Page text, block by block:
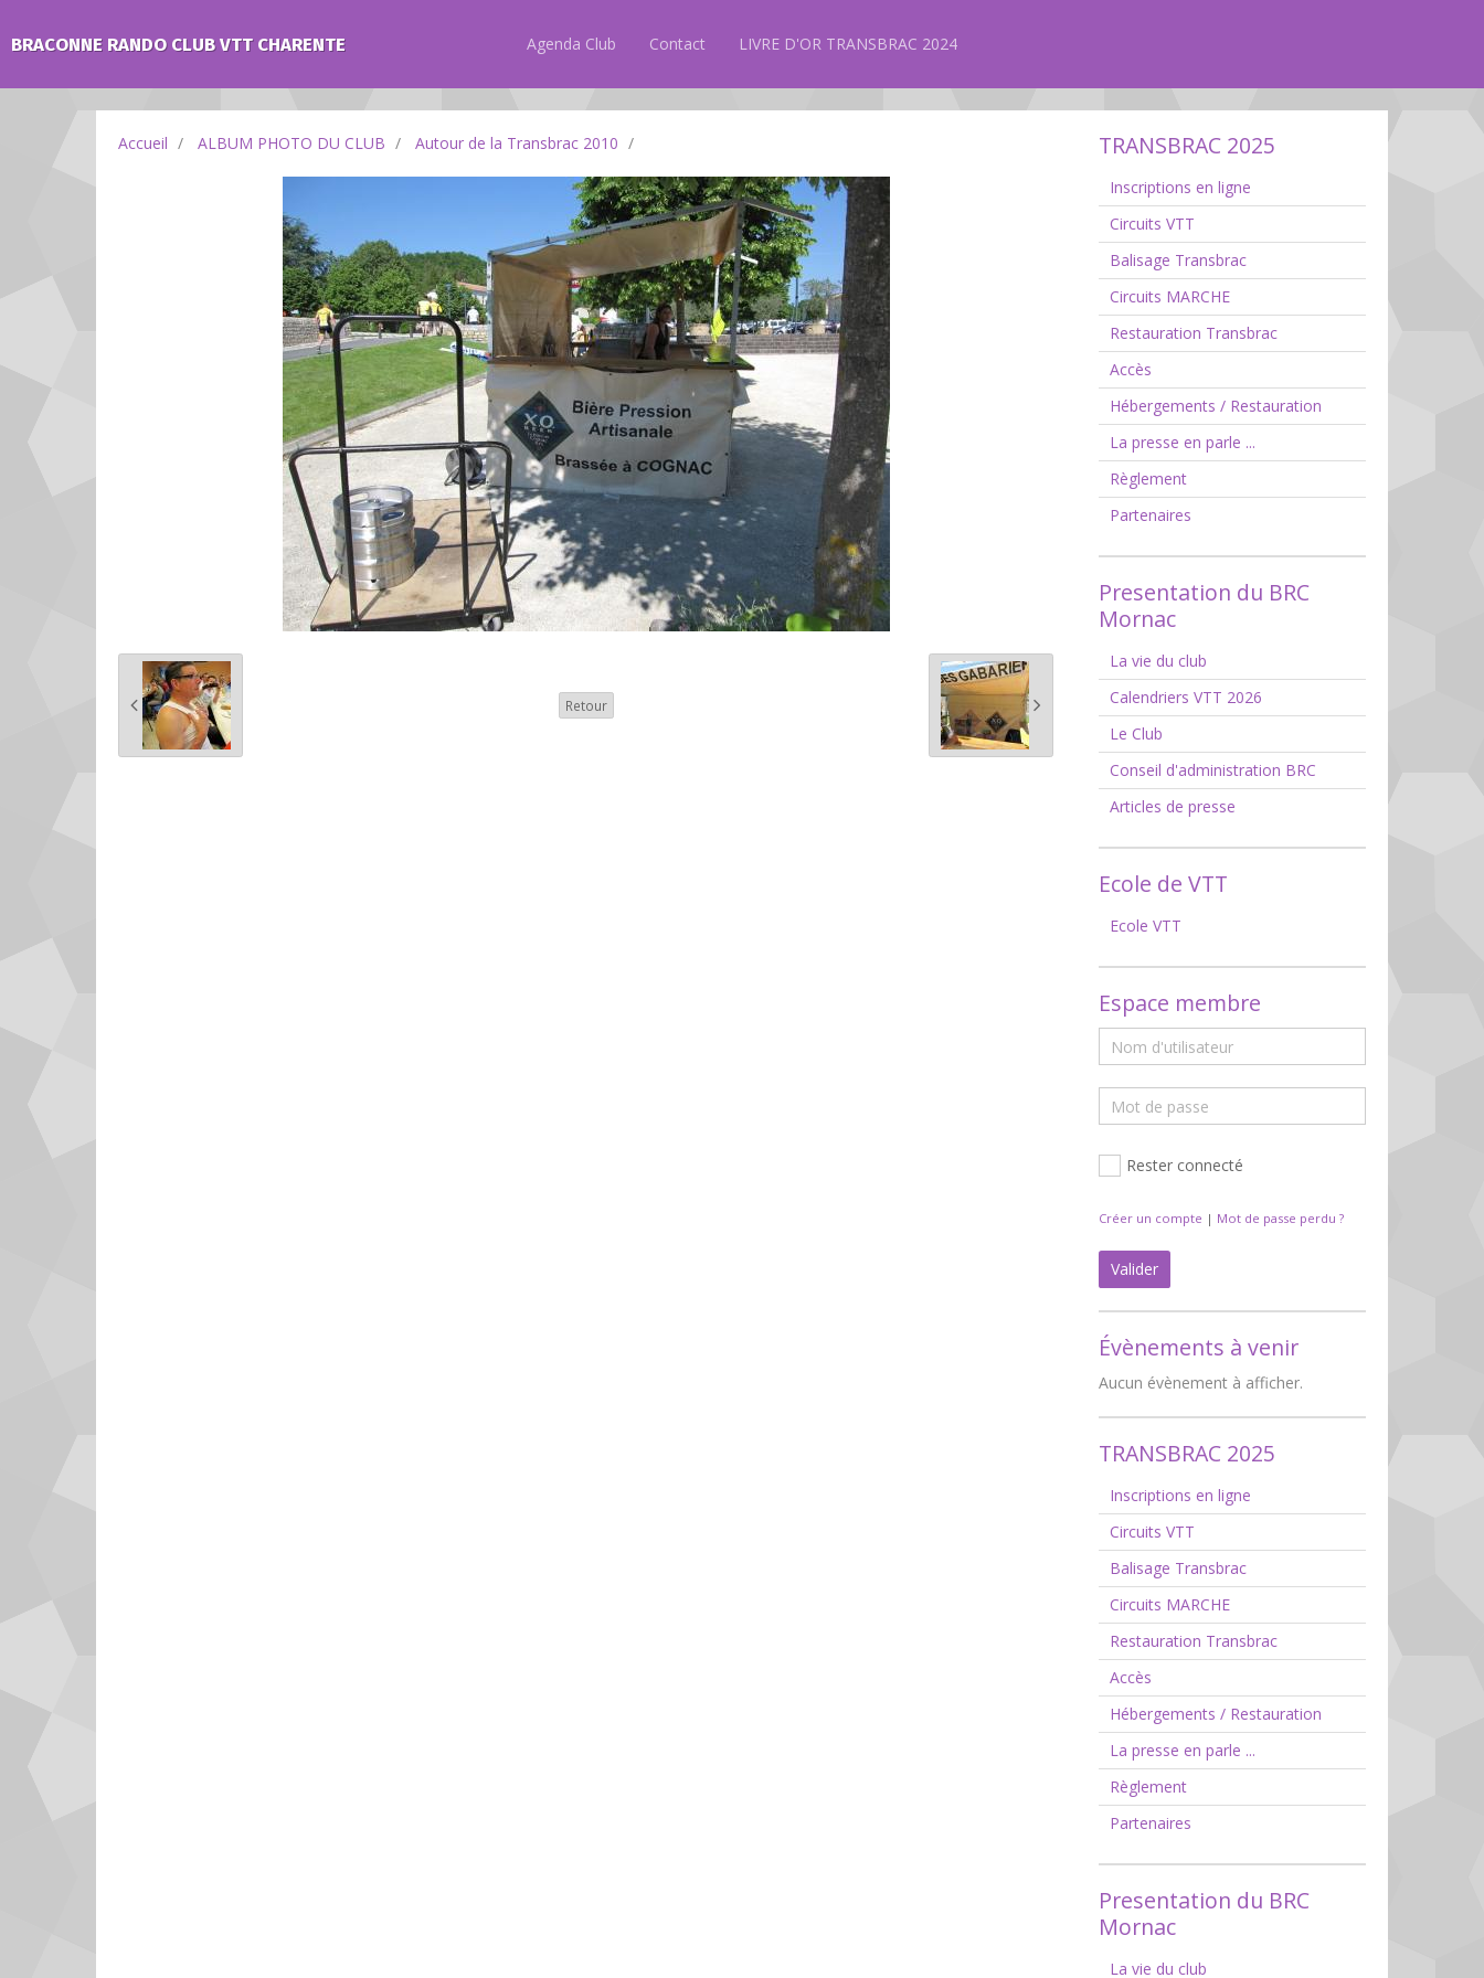
BRACONNE RANDO CLUB VTT CHARENTE Agenda Club Contact LIVRE D'OR TRANSBRAC 2024
Accueil ALBUM PHOTO DU CLUB Autour de la Transbrac 2010
Retour
TRANSBRAC 2025
Inscriptions en ligne
Circuits VTT
Balisage Transbrac
Circuits MARCHE
Restauration Transbrac
Accès
Hébergements / Restauration
La presse en parle ...
Règlement
Partenaires
Presentation du BRC
Mornac
La vie du club
Calendriers VTT 2026
Le Club
Conseil d'administration BRC
Articles de presse
Ecole de VTT
Ecole VTT
Espace membre
Rester connecté
Créer un compte | Mot de passe perdu ?
Valider
Évènements à venir
Aucun évènement à afficher.
TRANSBRAC 2025
Inscriptions en ligne
Circuits VTT
Balisage Transbrac
Circuits MARCHE
Restauration Transbrac
Accès
Hébergements / Restauration
La presse en parle ...
Règlement
Partenaires
Presentation du BRC
Mornac
La vie du club